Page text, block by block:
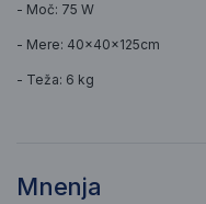
- Moč: 75 W
- Mere: 40x40x125cm
- Teža: 6 kg
Mnenja